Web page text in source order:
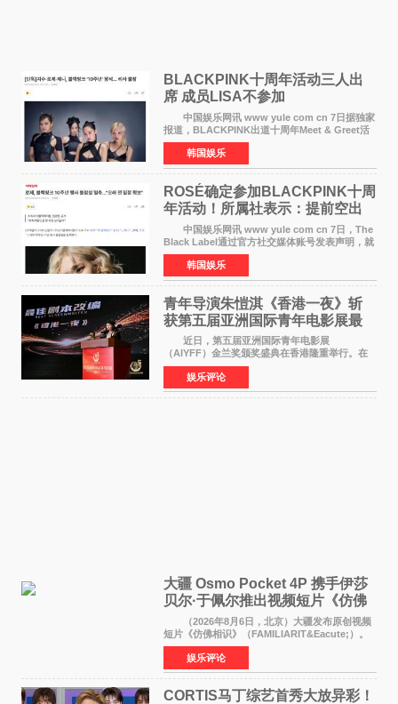
BLACKPINK十周年活动三人出
席 成员LISA不参加
中国娱乐网讯 www yule com cn 7日据独家
报道，BLACKPINK出道十周年Meet & Greet活
动将由智秀、ROS&Eacute;、JENNIE出席，
LISA将缺席。 此前BLACKPINK所属社YG并
未为组合出道十周年做
韩国娱乐
ROSÉ确定参加BLACKPINK十周
年活动！所属社表示：提前空出
了时间
中国娱乐网讯 www yule com cn 7日，The
Black Label通过官方社交媒体账号发表声明，就
近期网络上关于ROS&Eacute;个人行程及是否参
加BLACKPINK出道纪念活动的种种猜测作出正
式回应。 Th
韩国娱乐
青年导演朱愷淇《香港一夜》斩
获第五届亚洲国际青年电影展最
佳剧本改编奖
近日，第五届亚洲国际青年电影展
（AIYFF）金兰奖颁奖盛典在香港隆重举行。在
这场汇聚数百位海内外电影人、文化界人士及媒
体代表的亚洲青年影视盛会上，香港本土电影
《香港一夜》（Dawn in Ho
娱乐评论
大疆 Osmo Pocket 4P 携手伊莎
贝尔·于佩尔推出视频短片《仿佛
相识》
（2026年8月6日，北京）大疆发布原创视频
短片《仿佛相识》（FAMILIARIT&Eacute;）。
视频短片由戛纳国际电影节最佳女演员伊莎贝尔·
于佩尔（Isabelle Huppert）主演，全程使用大
疆首款双主摄口
娱乐评论
CORTIS马丁综艺首秀大放异彩！